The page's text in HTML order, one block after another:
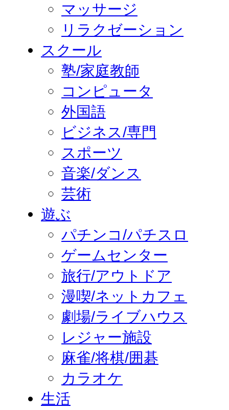
マッサージ
リラクゼーション
スクール
塾/家庭教師
コンピュータ
外国語
ビジネス/専門
スポーツ
音楽/ダンス
芸術
遊ぶ
パチンコ/パチスロ
ゲームセンター
旅行/アウトドア
漫喫/ネットカフェ
劇場/ライブハウス
レジャー施設
麻雀/将棋/囲碁
カラオケ
生活